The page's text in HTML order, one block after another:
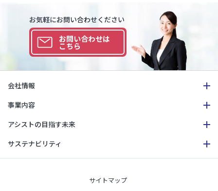
お気軽にお問い合わせください
お問い合わせは
こちら
会社情報
事業内容
アシストの目指す未来
サステナビリティ
サイトマップ